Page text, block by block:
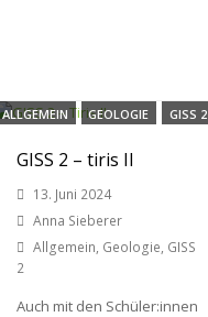
ALLGEMEIN GEOLOGIE GISS 2
GISS 2 – tiris II
13. Juni 2024
Anna Sieberer
Allgemein, Geologie, GISS
2
Auch mit den Schüler:innen